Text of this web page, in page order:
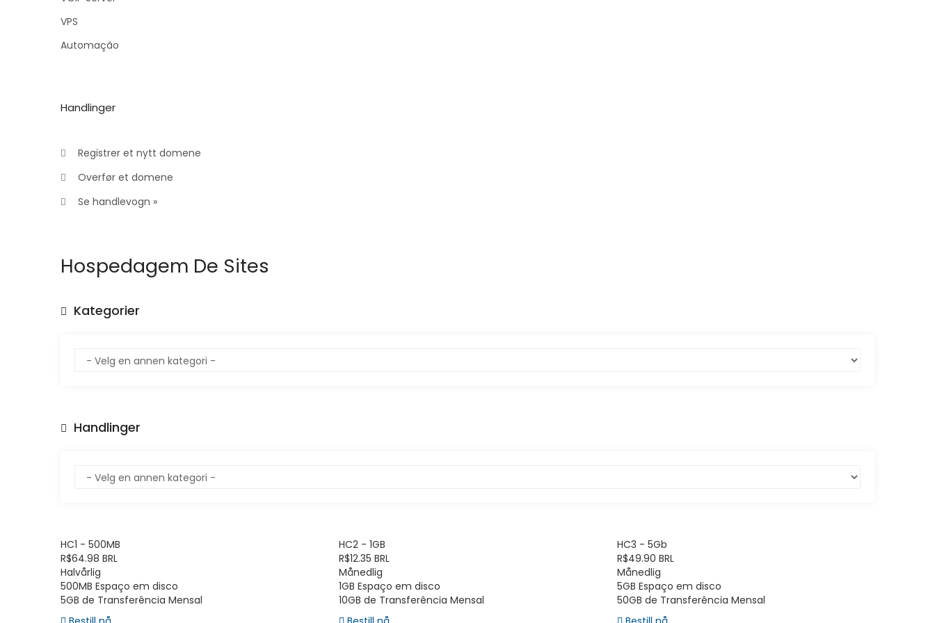
VPS
Automação
Handlinger
Registrer et nytt domene
Overfør et domene
Se handlevogn »
Hospedagem De Sites
Kategorier
Handlinger
HC1 - 500MB
R$64.98 BRL
Halvårlig
500MB Espaço em disco
5GB de Transferência Mensal
HC2 - 1GB
R$12.35 BRL
Månedlig
1GB Espaço em disco
10GB de Transferência Mensal
HC3 - 5Gb
R$49.90 BRL
Månedlig
5GB Espaço em disco
50GB de Transferência Mensal